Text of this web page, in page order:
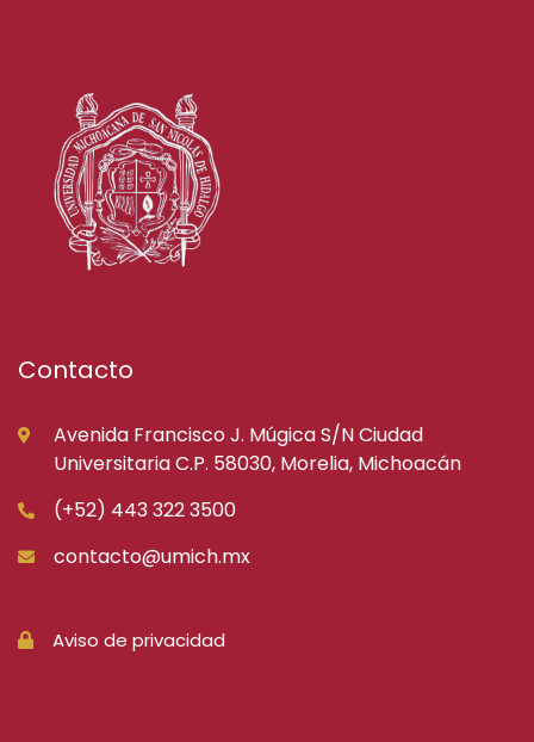
Contacto
Avenida Francisco J. Múgica S/N Ciudad
Universitaria C.P. 58030, Morelia, Michoacán
(+52) 443 322 3500
contacto@umich.mx
Aviso de privacidad